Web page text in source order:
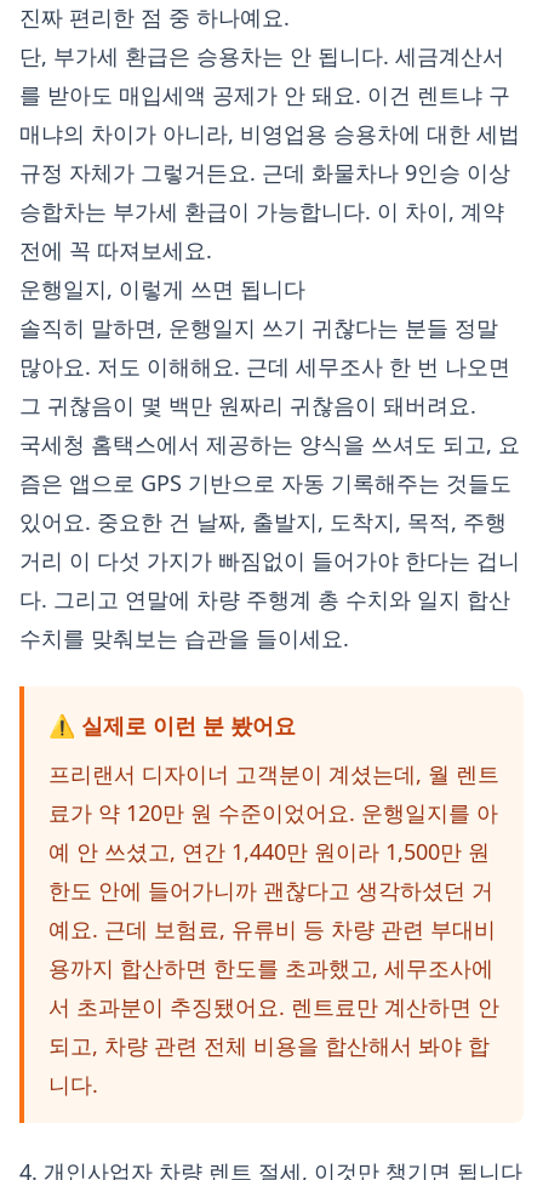
진짜 편리한 점 중 하나예요.
단, 부가세 환급은 승용차는 안 됩니다. 세금계산서
를 받아도 매입세액 공제가 안 돼요. 이건 렌트냐 구
매냐의 차이가 아니라, 비영업용 승용차에 대한 세법
규정 자체가 그렇거든요. 근데 화물차나 9인승 이상
승합차는 부가세 환급이 가능합니다. 이 차이, 계약
전에 꼭 따져보세요.
운행일지, 이렇게 쓰면 됩니다
솔직히 말하면, 운행일지 쓰기 귀찮다는 분들 정말
많아요. 저도 이해해요. 근데 세무조사 한 번 나오면
그 귀찮음이 몇 백만 원짜리 귀찮음이 돼버려요.
국세청 홈택스에서 제공하는 양식을 쓰셔도 되고, 요
즘은 앱으로 GPS 기반으로 자동 기록해주는 것들도
있어요. 중요한 건 날짜, 출발지, 도착지, 목적, 주행
거리 이 다섯 가지가 빠짐없이 들어가야 한다는 겁니
다. 그리고 연말에 차량 주행계 총 수치와 일지 합산
수치를 맞춰보는 습관을 들이세요.
⚠️ 실제로 이런 분 봤어요
프리랜서 디자이너 고객분이 계셨는데, 월 렌트
료가 약 120만 원 수준이었어요. 운행일지를 아
예 안 쓰셨고, 연간 1,440만 원이라 1,500만 원
한도 안에 들어가니까 괜찮다고 생각하셨던 거
예요. 근데 보험료, 유류비 등 차량 관련 부대비
용까지 합산하면 한도를 초과했고, 세무조사에
서 초과분이 추징됐어요. 렌트료만 계산하면 안
되고, 차량 관련 전체 비용을 합산해서 봐야 합
니다.
4. 개인사업자 차량 렌트 절세, 이것만 챙기면 됩니다